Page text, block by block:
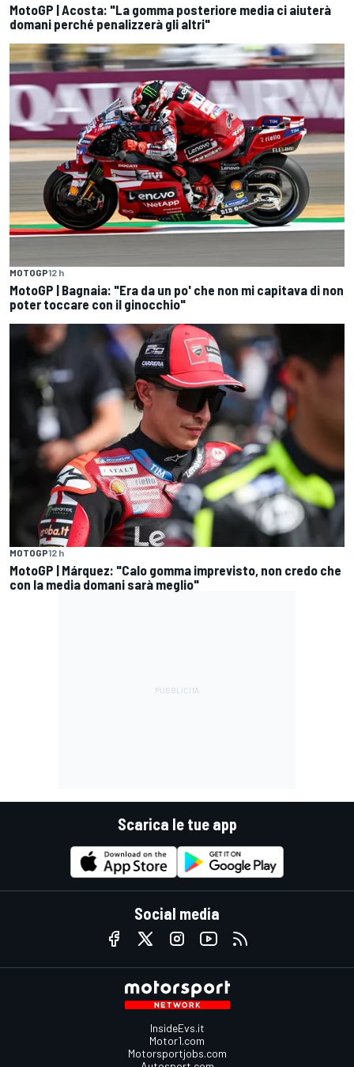
MotoGP | Acosta: "La gomma posteriore media ci aiuterà
domani perché penalizzerà gli altri"
MOTOGP12 h
MotoGP | Bagnaia: "Era da un po' che non mi capitava di non
poter toccare con il ginocchio"
MOTOGP12 h
MotoGP | Márquez: "Calo gomma imprevisto, non credo che
con la media domani sarà meglio"
Scarica le tue app
Social media
InsideEvs.it
Motor1.com
Motorsportjobs.com